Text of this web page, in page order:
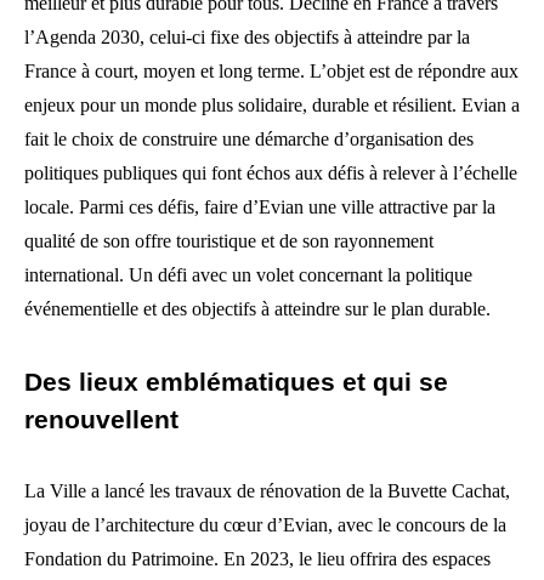
l’Agenda 2030, celui-ci fixe des objectifs à atteindre par la
France à court, moyen et long terme. L’objet est de répondre aux
enjeux pour un monde plus solidaire, durable et résilient. Evian a
fait le choix de construire une démarche d’organisation des
politiques publiques qui font échos aux défis à relever à l’échelle
locale. Parmi ces défis, faire d’Evian une ville attractive par la
qualité de son offre touristique et de son rayonnement
international. Un défi avec un volet concernant la politique
événementielle et des objectifs à atteindre sur le plan durable.
Des lieux emblématiques et qui se
renouvellent
La Ville a lancé les travaux de rénovation de la Buvette Cachat,
joyau de l’architecture du cœur d’Evian, avec le concours de la
Fondation du Patrimoine. En 2023, le lieu offrira des espaces